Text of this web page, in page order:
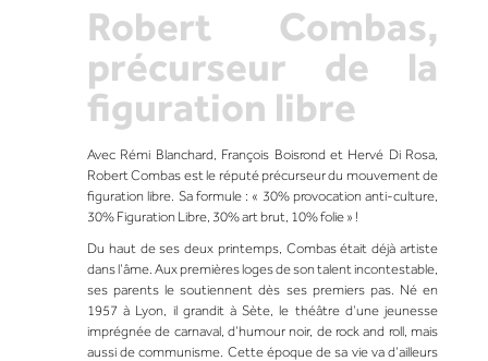
Robert Combas,
précurseur de la
figuration libre
Avec Rémi Blanchard, François Boisrond et Hervé Di Rosa,
Robert Combas est le réputé précurseur du mouvement de
figuration libre. Sa formule : « 30% provocation anti-culture,
30% Figuration Libre, 30% art brut, 10% folie » !
Du haut de ses deux printemps, Combas était déjà artiste
dans l’âme. Aux premières loges de son talent incontestable,
ses parents le soutiennent dès ses premiers pas. Né en
1957 à Lyon, il grandit à Sète, le théâtre d’une jeunesse
imprégnée de carnaval, d’humour noir, de rock and roll, mais
aussi de communisme. Cette époque de sa vie va d’ailleurs